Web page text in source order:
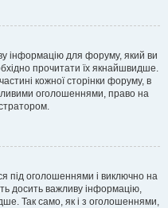
інформацію для форуму, який ви
прочитати їх якнайшвидше.
кожної сторінки форуму, в
оголошеннями, право на
під оголошеннями і виключно на
досить важливу інформацію,
Так само, як і з оголошеннями,